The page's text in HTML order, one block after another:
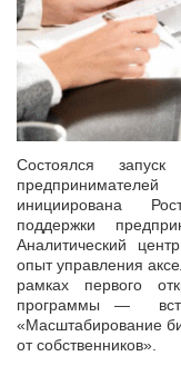
Состоялся
инициирована
поддержки
Аналитический
опыт управления
рамках первого
программы —
«Масштабирование
от собственников».